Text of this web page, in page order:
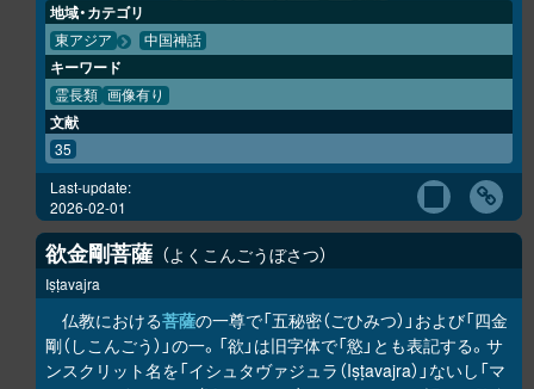
地域・カテゴリ
東アジア 中国神話
キーワード
霊長類 画像有り
文献
35
Last-update:
2026-02-01
欲金剛菩薩 よくこんごうぼさつ
Iṣṭavajra
仏教における菩薩の一尊で「五秘密（ごひみつ）」および「四金
剛（しこんごう）」の一。「欲」は旧字体で「慾」とも表記する。サ
ンスクリット名を「イシュタヴァジュラ（Iṣṭavajra）」ないし「マ